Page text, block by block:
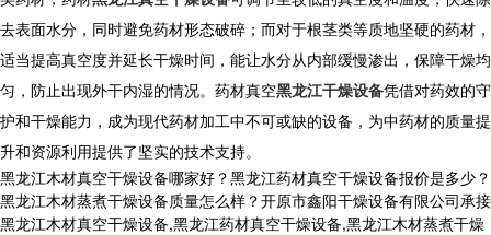
去表面水分，同时避免药材形态破碎；而对于根茎类等质地坚硬的药材，
适当提高真空度并延长干燥时间，能让水分从内部缓慢渗出，保障干燥均
匀，防止出现外干内湿的情况。药材真空黑龙江干燥设备凭借对药效的守
护和干燥能力，成为现代药材加工中不可或缺的设备，为中药材的质量提
升和资源利用提供了坚实的技术支持。
黑龙江木材真空干燥设备哪家好？黑龙江药材真空干燥设备报价是多少？
黑龙江木材蒸煮干燥设备质量怎么样？开原市鑫阳干燥设备有限公司承接
黑龙江木材真空干燥设备,黑龙江药材真空干燥设备,黑龙江木材蒸煮干燥